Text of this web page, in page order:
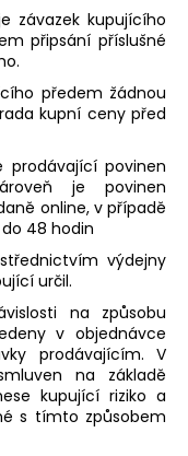
závazek kupujícího
připsání příslušné
předem žádnou
kupní ceny před
prodávající povinen
je povinen
online, v případě
48 hodin
výdejny
určil.
na způsobu
v objednávce
prodávajícím. V
na základě
kupující riziko a
s tímto způsobem